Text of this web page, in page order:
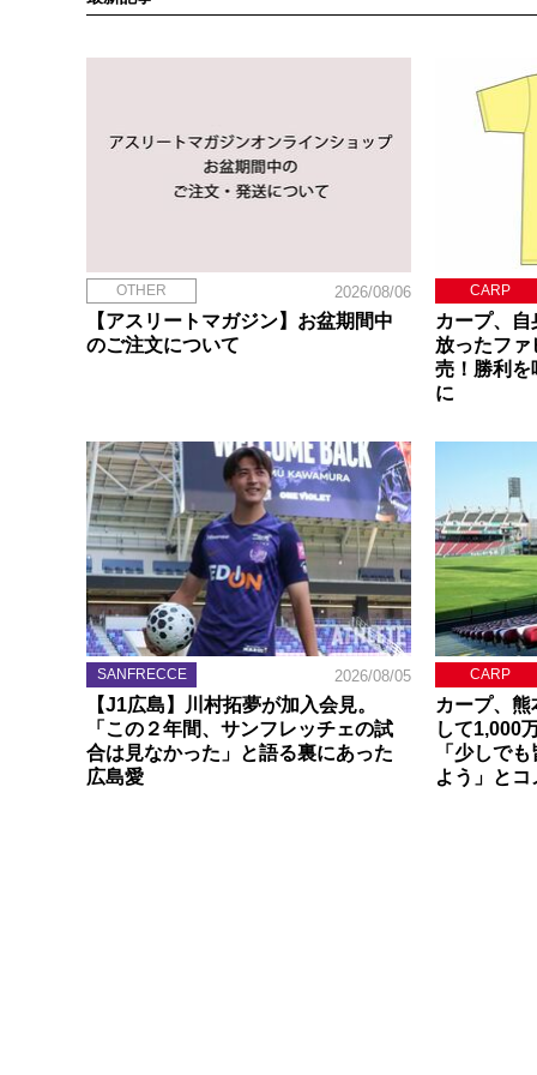
OTHER 2026/08/06
【アスリートマガジン】お盆期間中
のご注文について
CARP
カープ、
放ったフ
売！勝利を
に
SANFRECCE 2026/08/05
【J1広島】川村拓夢が加入会見。
「この２年間、サンフレッチェの試
合は見なかった」と語る裏にあった
広島愛
CARP
カープ、
して1,000
「少しで
よう」とコ